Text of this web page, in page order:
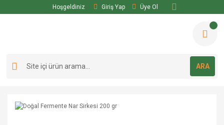
Hoşgeldiniz Giriş Yap Üye Ol
ARA